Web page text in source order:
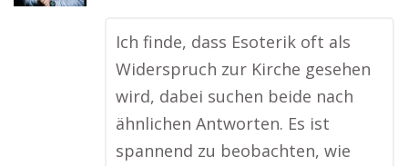
Ich finde, dass Esoterik oft als
Widerspruch zur Kirche gesehen
wird, dabei suchen beide nach
ähnlichen Antworten. Es ist
spannend zu beobachten, wie